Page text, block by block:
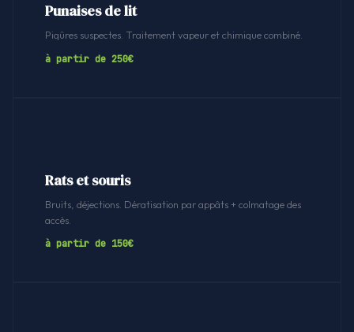
Punaises de lit
Piqûres suspectes. Traitement vapeur et chimique combiné.
à partir de 250€
Rats et souris
Bruits, déjections. Dératisation par appâts + colmatage des
accès.
à partir de 150€